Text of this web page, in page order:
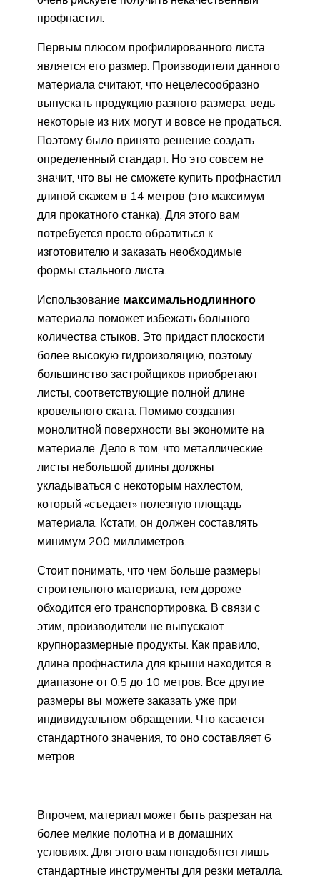
профнастил.
Первым плюсом профилированного листа
является его размер. Производители данного
материала считают, что нецелесообразно
выпускать продукцию разного размера, ведь
некоторые из них могут и вовсе не продаться.
Поэтому было принято решение создать
определенный стандарт. Но это совсем не
значит, что вы не сможете купить профнастил
длиной скажем в 14 метров (это максимум
для прокатного станка). Для этого вам
потребуется просто обратиться к
изготовителю и заказать необходимые
формы стального листа.
Использование максимальнодлинного
материала поможет избежать большого
количества стыков. Это придаст плоскости
более высокую гидроизоляцию, поэтому
большинство застройщиков приобретают
листы, соответствующие полной длине
кровельного ската. Помимо создания
монолитной поверхности вы экономите на
материале. Дело в том, что металлические
листы небольшой длины должны
укладываться с некоторым нахлестом,
который «съедает» полезную площадь
материала. Кстати, он должен составлять
минимум 200 миллиметров.
Стоит понимать, что чем больше размеры
строительного материала, тем дороже
обходится его транспортировка. В связи с
этим, производители не выпускают
крупноразмерные продукты. Как правило,
длина профнастила для крыши находится в
диапазоне от 0,5 до 10 метров. Все другие
размеры вы можете заказать уже при
индивидуальном обращении. Что касается
стандартного значения, то оно составляет 6
метров.
Впрочем, материал может быть разрезан на
более мелкие полотна и в домашних
условиях. Для этого вам понадобятся лишь
стандартные инструменты для резки металла.